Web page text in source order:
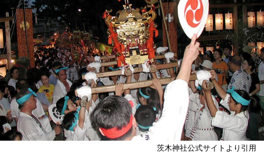
茨木神社公式サイトより引用